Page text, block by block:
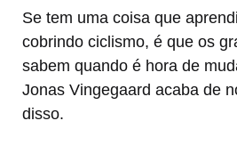
Se tem uma coisa que
cobrindo ciclismo, é que os
sabem quando é hora de
Jonas Vingegaard acaba de
disso.